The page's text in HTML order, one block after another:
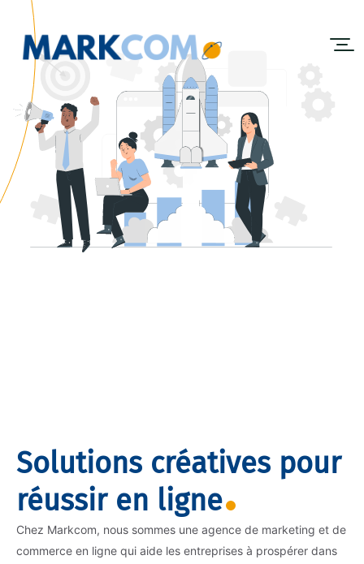
Solutions créatives pour
réussir en ligne
Chez Markcom, nous sommes une agence de marketing et de
commerce en ligne qui aide les entreprises à prospérer dans